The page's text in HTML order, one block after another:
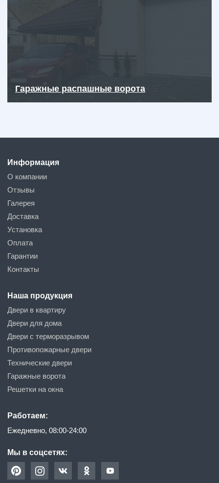
Гаражные распашные ворота
Информация
О компании
Отзывы
Галерея
Доставка
Установка
Оплата
Гарантии
Контакты
Наша продукция
Двери в квартиру
Двери для дома
Двери с терморазрывом
Противопожарные двери
Технические двери
Гаражные ворота
Решетки на окна
Работаем:
Ежедневно, 08:00-24:00
Мы в соцсетях: